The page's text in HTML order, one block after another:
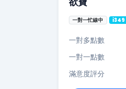
一對一忙線中 i349
一對多點數
一對一點數
滿意度評分